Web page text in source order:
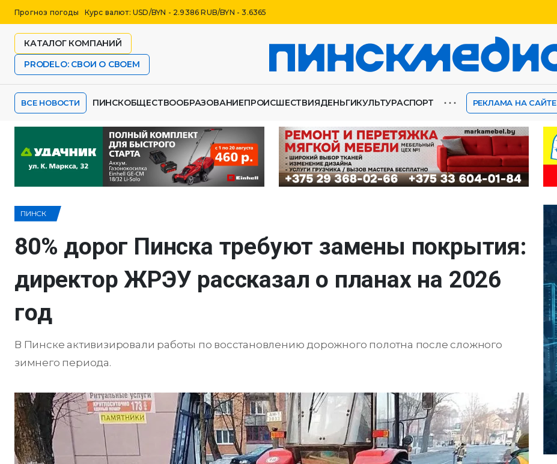
Прогноз погоды Курс валют: USD/BYN - 2.9386 RUB/BYN - 3.6365
КАТАЛОГ КОМПАНИЙ
PRODELO: СВОИ О СВОЕМ
ВСЕ НОВОСТИ ПИНСКОБЩЕСТВООБРАЗОВАНИЕПРОИСШЕСТВИЯДЕНЬГИКУЛЬТУРАСПОРТ ⋯ РЕКЛАМА НА САЙТЕ
ПИНСК
80% дорог Пинска требуют замены покрытия:
директор ЖРЭУ рассказал о планах на 2026
год
В Пинске активизировали работы по восстановлению дорожного полотна после сложного
зимнего периода.